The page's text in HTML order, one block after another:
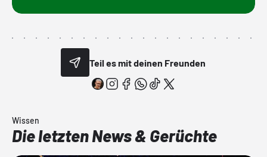
Teil es mit deinen Freunden
Wissen
Die letzten News & Gerüchte